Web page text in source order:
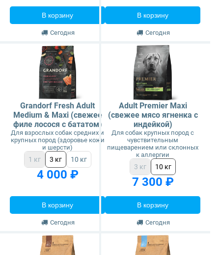
В корзину
Сегодня
В корзину
Сегодня
Grandorf Fresh Adult
Medium & Maxi (свежее
филе лосося с бататом)
Для взрослых собак средних и
крупных пород (здоровье кожи
и шерсти)
1 кг 3 кг 10 кг
4 000 ₽
В корзину
Сегодня
Adult Premier Maxi
(свежее мясо ягненка с
индейкой)
Для собак крупных пород с
чувствительным
пищеварением или склонных
к аллергии
3 кг 10 кг
7 300 ₽
В корзину
Сегодня